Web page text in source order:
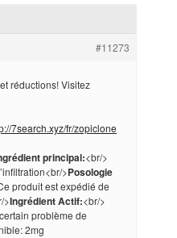
#11273
réductions! Visitez
7search.xyz/fr/zopiclone
principal:<br/>
>Posologie
produit est expédié de
>Ingrédient Actif:<br/>
problème de
2mg